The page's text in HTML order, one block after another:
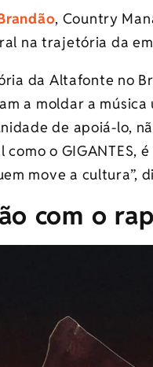
, Country
na trajetória da
da Altafonte no
a moldar a música
de apoiá-lo,
como o GIGANTES,
move a cultura”,
com o